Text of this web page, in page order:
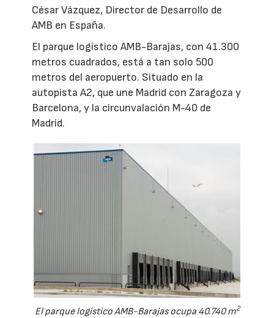
César Vázquez, Director de Desarrollo de
AMB en España.
El parque logístico AMB-Barajas, con 41.300
metros cuadrados, está a tan solo 500
metros del aeropuerto. Situado en la
autopista A2, que une Madrid con Zaragoza y
Barcelona, y la circunvalación M-40 de
Madrid.
El parque logístico AMB-Barajas ocupa 40.740 m2